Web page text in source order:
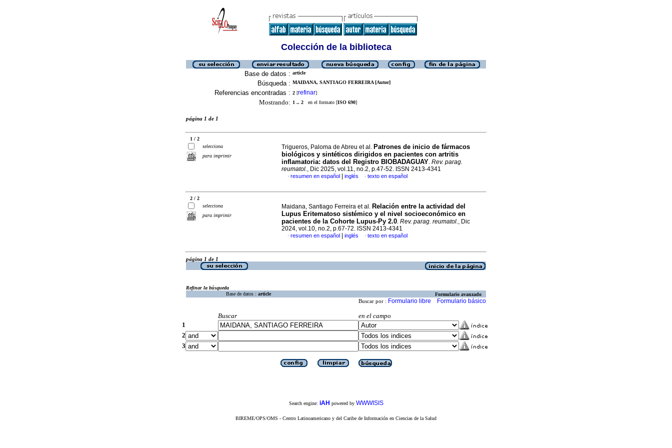
Colección de la biblioteca
Base de datos : article
Búsqueda : MAIDANA, SANTIAGO FERREIRA [Autor]
Referencias encontradas : 2 [refinar]
Mostrando: 1 .. 2 en el formato [ISO 690]
página 1 de 1
1 / 2
selecciona
para imprimir
Trigueros, Paloma de Abreu et al. Patrones de inicio de fármacos
biológicos y sintéticos dirigidos en pacientes con artritis
inflamatoria: datos del Registro BIOBADAGUAY. Rev. parag.
reumatol., Dic 2025, vol.11, no.2, p.47-52. ISSN 2413-4341
· resumen en español inglés · texto en español
2 / 2
selecciona
para imprimir
Maidana, Santiago Ferreira et al. Relación entre la actividad del
Lupus Eritematoso sistémico y el nivel socioeconómico en
pacientes de la Cohorte Lupus-Py 2.0. Rev. parag. reumatol., Dic
2024, vol.10, no.2, p.67-72. ISSN 2413-4341
· resumen en español inglés · texto en español
página 1 de 1
Refinar la búsqueda
Base de datos : article Formulario avanzado
Buscar por : Formulario libre Formulario básico
Buscar
en el campo
1
2
3
Search engine: iAH powered by WWWISIS
BIREME/OPS/OMS - Centro Latinoamericano y del Caribe de Información en Ciencias de la Salud